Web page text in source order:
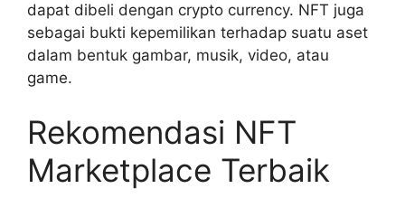
dapat dibeli dengan crypto currency. NFT juga
sebagai bukti kepemilikan terhadap suatu aset
dalam bentuk gambar, musik, video, atau
game.
Rekomendasi NFT
Marketplace Terbaik